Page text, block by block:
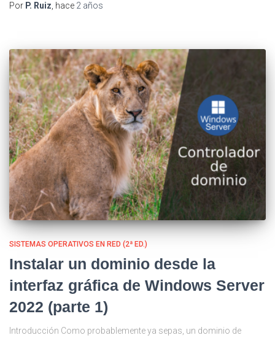
Por P. Ruiz, hace 2 años
SISTEMAS OPERATIVOS EN RED (2ª ED.)
Instalar un dominio desde la
interfaz gráfica de Windows Server
2022 (parte 1)
Introducción Como probablemente ya sepas, un dominio de